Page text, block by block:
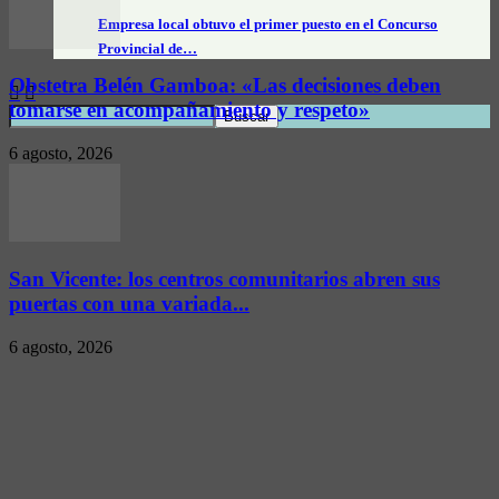
Empresa local obtuvo el primer puesto en el Concurso
Provincial de…
Obstetra Belén Gamboa: «Las decisiones deben
tomarse en acompañamiento y respeto»
6 agosto, 2026
San Vicente: los centros comunitarios abren sus
puertas con una variada...
6 agosto, 2026